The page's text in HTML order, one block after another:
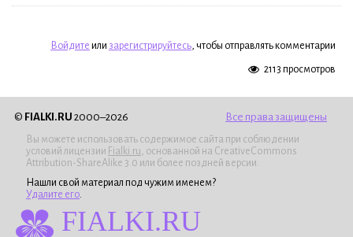
Войдите или зарегистрируйтесь, чтобы отправлять комментарии
2113 просмотров
© FIALKI.RU 2000–2026 Все права защищены
Вы можете использовать содержимое сайта при соблюдении
условий лицензии Fialki.ru , основанной на CreativeCommons
Attribution-ShareAlike 3.0 или более поздней версии.
Нашли свой материал под чужим именем?
Удалите его
FIALKI.RU